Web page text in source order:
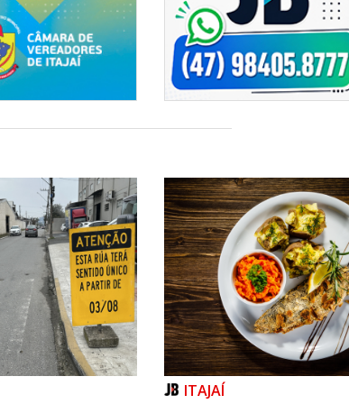
Habitação
ITAJAÍ